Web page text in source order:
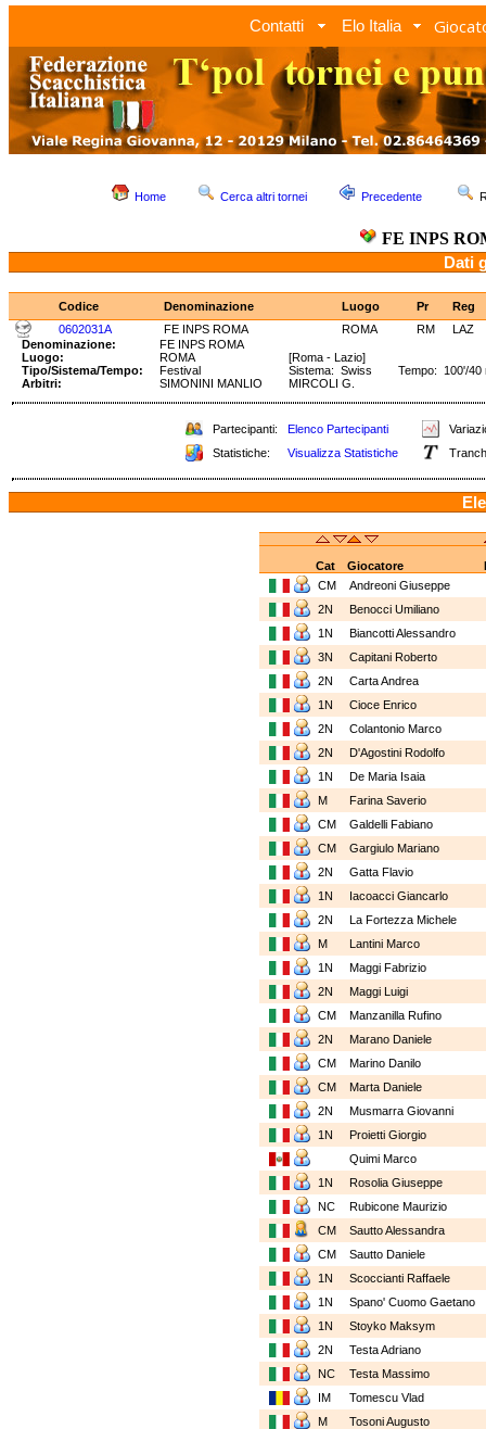
Contatti Elo Italia
Home Cerca altri tornei Precedente
FE INPS
Dati
Codice Denominazione Luogo Pr
Reg
0602031A
FE INPS ROMA ROMA RM
LAZ
Denominazione:
FE INPS ROMA
Luogo:
ROMA
[Roma - Lazio]
Tipo/Sistema/Tempo:
Festival
Sistema: Swiss Tempo: 100'/40
Arbitri:
SIMONINI MANLIO MIRCOLI G.
Partecipanti: Elenco Partecipanti
Statistiche:
Visualizza Statistiche
Cat Giocatore
CM
Andreoni Giuseppe
2N
Benocci Umiliano
1N
Biancotti Alessandro
3N
Capitani Roberto
2N
Carta Andrea
1N
Cioce Enrico
2N
Colantonio Marco
2N
D'Agostini Rodolfo
1N
De Maria Isaia
M
Farina Saverio
CM
Galdelli Fabiano
CM
Gargiulo Mariano
2N
Gatta Flavio
1N
Iacoacci Giancarlo
2N
La Fortezza Michele
M
Lantini Marco
1N
Maggi Fabrizio
2N
Maggi Luigi
CM
Manzanilla Rufino
2N
Marano Daniele
CM
Marino Danilo
CM
Marta Daniele
2N
Musmarra Giovanni
1N
Proietti Giorgio
Quimi Marco
1N
Rosolia Giuseppe
NC
Rubicone Maurizio
CM
Sautto Alessandra
CM
Sautto Daniele
1N
Scoccianti Raffaele
1N
Spano' Cuomo Gaetano
1N
Stoyko Maksym
2N
Testa Adriano
NC
Testa Massimo
IM
Tomescu Vlad
M
Tosoni Augusto